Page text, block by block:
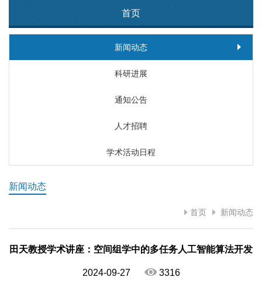
首页
新闻动态
科研进展
通知公告
人才招聘
学术活动日程
新闻动态
首页 新闻动态
田天教授学术讲座：空间组学中的多任务人工智能算法开发
2024-09-27 3316